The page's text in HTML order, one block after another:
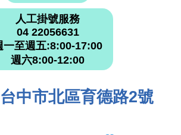
人工掛號服務
04 22056631
一至週五:8:00-17:00
週六8:00-12:00
中市北區育德路2號